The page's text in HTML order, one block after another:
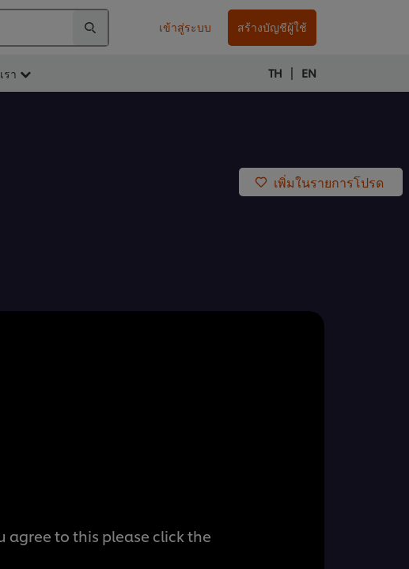
เข้าสู่ระบบ สร้างบัญชีผู้ใช้
รา TH | EN
เพิ่มในรายการโปรด
agree to this please click the